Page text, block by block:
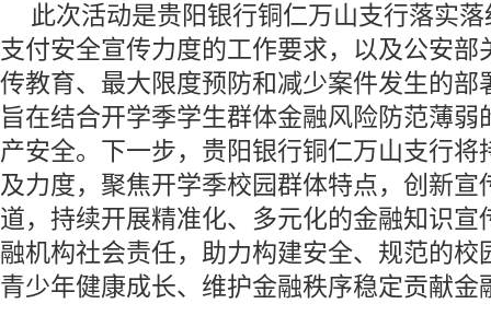
此次活动是贵阳银行铜仁万山支行落实
支付安全宣传力度的工作要求，以及公安部
传教育、最大限度预防和减少案件发生的部
旨在结合开学季学生群体金融风险防范薄弱
产安全。下一步，贵阳银行铜仁万山支行将
及力度，聚焦开学季校园群体特点，创新宣
道，持续开展精准化、多元化的金融知识宣
融机构社会责任，助力构建安全、规范的校
青少年健康成长、维护金融秩序稳定贡献金